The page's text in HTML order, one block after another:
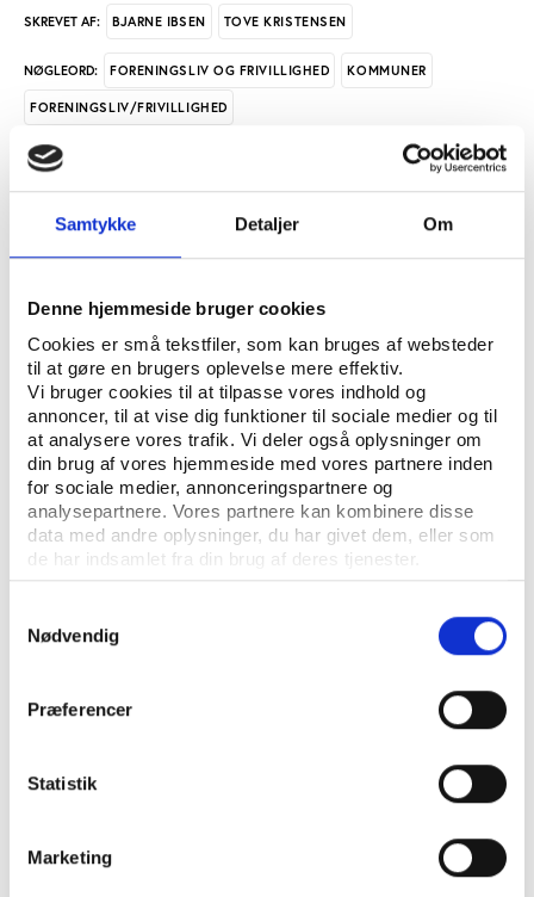
Samtykke Detaljer Om
Denne hjemmeside bruger cookies
Cookies er små tekstfiler, som kan bruges af websteder
til at gøre en brugers oplevelse mere effektiv.
Vi bruger cookies til at tilpasse vores indhold og
annoncer, til at vise dig funktioner til sociale medier og til
at analysere vores trafik. Vi deler også oplysninger om
din brug af vores hjemmeside med vores partnere inden
for sociale medier, annonceringspartnere og
analysepartnere. Vores partnere kan kombinere disse
data med andre oplysninger, du har givet dem, eller som
de har indsamlet fra din brug af deres tjenester.
Nødvendig
Præferencer
Statistik
Marketing
SKREVET AF: BJARNE IBSEN TOVE KRISTENSEN
NØGLEORD: FORENINGSLIV OG FRIVILLIGHED KOMMUNER
FORENINGSLIV/FRIVILLIGHED
ÅBN RAPPORT
UDGIVER: CENTER FOR FORSKNING I IDRÆT, SUNDHED OG CIVILSAMFUND,
INSTITUT FOR IDRÆT OG BIOMEKANIK
ANTAL SIDER: 12
ISBN: 978-87-93669-21-5 (TRYKT VERSION), 978-87-93669-22-2 (PDF)
Udgivelsen er en del af Center for forskning i Idræt,
Sundhed og Civilsamfunds projekt 'Samspillet mellem
den frivillige og den kommunale sektor'. Projektet er
gennemført fra 2015 til 2018 og har omfattet fem
kommuner: Odense Kommune, Faaborg-Midtfyn
Kommune, Faxe Kommune, Rudersdal Kommune og
fonden har givet økonomisk støtte til